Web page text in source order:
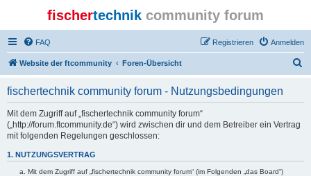
fischertechnik community forum
FAQ Anmelden
Registrieren
Website der ftcommunity Foren-Übersicht
fischertechnik community forum - Nutzungsbedingungen
Mit dem Zugriff auf „fischertechnik community forum“
(„http://forum.ftcommunity.de“) wird zwischen dir und dem Betreiber ein Vertrag
mit folgenden Regelungen geschlossen:
1. NUTZUNGSVERTRAG
Mit dem Zugriff auf „fischertechnik community forum“ (im Folgenden „das Board“)